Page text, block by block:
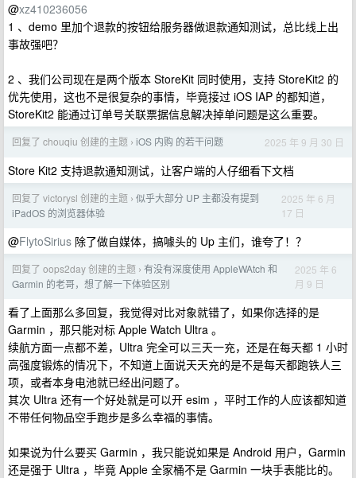
@xz410236056
1 、demo 里加个退款的按钮给服务器做退款通知测试，总比线上出
事故强吧？
2 、我们公司现在是两个版本 StoreKit 同时使用，支持 StoreKit2 的
优先使用，这也不是很复杂的事情，毕竟接过 iOS IAP 的都知道，
StoreKit2 能通过订单号关联票据信息解决掉单问题是这么重要。
回复了 chouqiu 创建的主题 › iOS 内购 的若干问题 2025 年 9 月 30 日
Store Kit2 支持退款通知测试，让客户端的人仔细看下文档
回复了 victorysl 创建的主题 › 似乎大部分 UP 主都没有提到
iPadOS 的浏览器体验
2025 年 6 月
17 日
@FlytoSirius 除了做自媒体，搞噱头的 Up 主们，谁夸了！？
回复了 oops2day 创建的主题 › 有没有深度使用 AppleWAtch 和
Garmin 的老哥，想了解一下体验区别
2025 年 6
月 9 日
看了上面那么多回复，我觉得对比对象就错了，如果你选择的是
Garmin ，那只能对标 Apple Watch Ultra 。
续航方面一点都不差，Ultra 完全可以三天一充，还是在每天都 1 小时
高强度锻炼的情况下，不知道上面说天天充的是不是每天都跑铁人三
项，或者本身电池就已经出问题了。
其次 Ultra 还有一个好处就是可以开 esim ，平时工作的人应该都知道
不带任何物品空手跑步是多么幸福的事情。
如果说为什么要买 Garmin ，我只能说如果是 Android 用户，Garmin
还是强于 Ultra ，毕竟 Apple 全家桶不是 Garmin 一块手表能比的。